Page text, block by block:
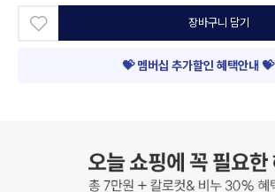
장바구니 담기
💝 멤버십 추가할인 혜택안내 💝